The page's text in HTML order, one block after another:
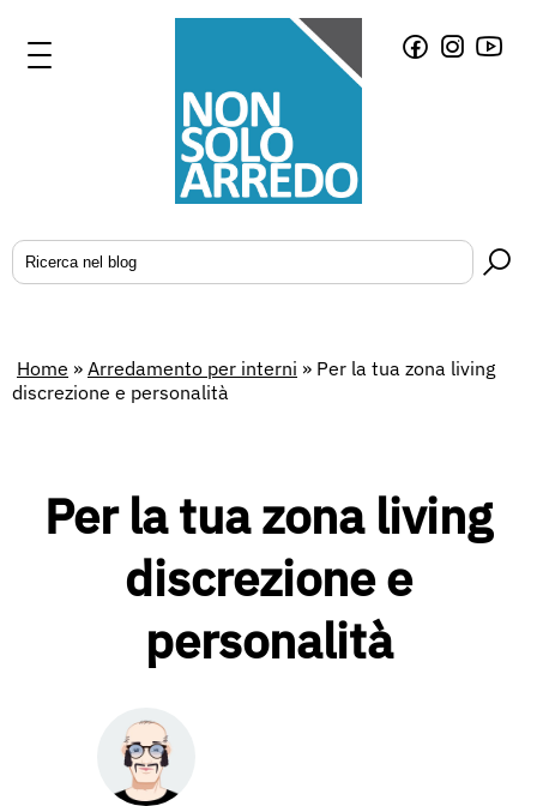
Home » Arredamento per interni » Per la tua zona living
discrezione e personalità
Per la tua zona living
discrezione e
personalità